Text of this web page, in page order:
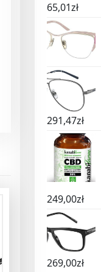
65,01zł
291,47zł
249,00zł
269,00zł